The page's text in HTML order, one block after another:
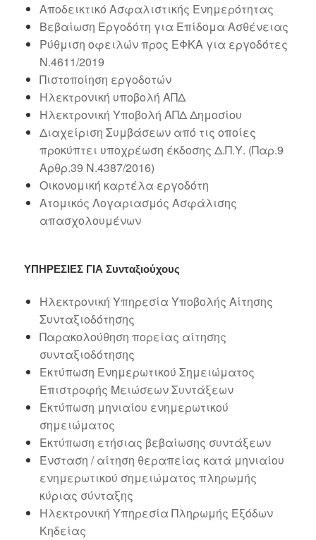
Αποδεικτικό Ασφαλιστικής Ενημερότητας
Βεβαίωση Εργοδότη για Επίδομα Ασθένειας
Ρύθμιση οφειλών προς ΕΦΚΑ για εργοδότες
Ν.4611/2019
Πιστοποίηση εργοδοτών
Ηλεκτρονική υποβολή ΑΠΔ
Ηλεκτρονική Υποβολή ΑΠΔ Δημοσίου
Διαχείριση Συμβάσεων από τις οποίες
προκύπτει υποχρέωση έκδοσης Δ.Π.Υ. (Παρ.9
Αρθρ.39 Ν.4387/2016)
Οικονομική καρτέλα εργοδότη
Ατομικός Λογαριασμός Ασφάλισης
απασχολουμένων
ΥΠΗΡΕΣΙΕΣ ΓΙΑΣυνταξιούχους
Ηλεκτρονική Υπηρεσία Υποβολής Αίτησης
Συνταξιοδότησης
Παρακολούθηση πορείας αίτησης
συνταξιοδότησης
Εκτύπωση Ενημερωτικού Σημειώματος
Επιστροφής Μειώσεων Συντάξεων
Εκτύπωση μηνιαίου ενημερωτικού
σημειώματος
Εκτύπωση ετήσιας βεβαίωσης συντάξεων
Ένσταση / αίτηση θεραπείας κατά μηνιαίου
ενημερωτικού σημειώματος πληρωμής
κύριας σύνταξης
Ηλεκτρονική Υπηρεσία Πληρωμής Εξόδων
Κηδείας